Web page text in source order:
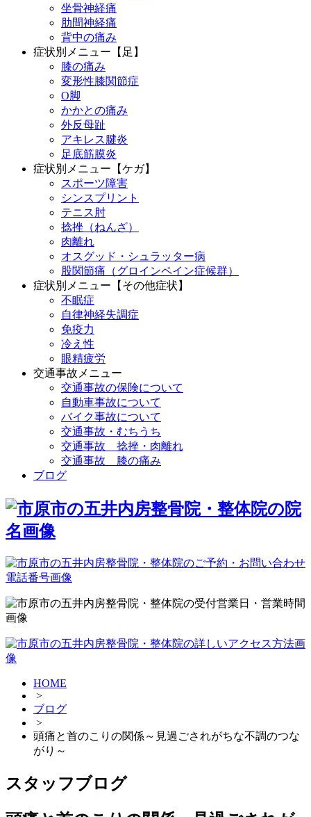
坐骨神経痛
肋間神経痛
背中の痛み
症状別メニュー【足】
膝の痛み
変形性膝関節症
O脚
かかとの痛み
外反母趾
アキレス腱炎
足底筋膜炎
症状別メニュー【ケガ】
スポーツ障害
シンスプリント
テニス肘
捻挫（ねんざ）
肉離れ
オスグッド・シュラッター病
股関節痛（グロインペイン症候群）
症状別メニュー【その他症状】
不眠症
自律神経失調症
免疫力
冷え性
眼精疲労
交通事故メニュー
交通事故の保険について
自動車事故について
バイク事故について
交通事故・むちうち
交通事故 捻挫・肉離れ
交通事故 膝の痛み
ブログ
HOME
>
ブログ
>
頭痛と首のこりの関係～見過ごされがちな不調のつな
がり～
スタッフブログ